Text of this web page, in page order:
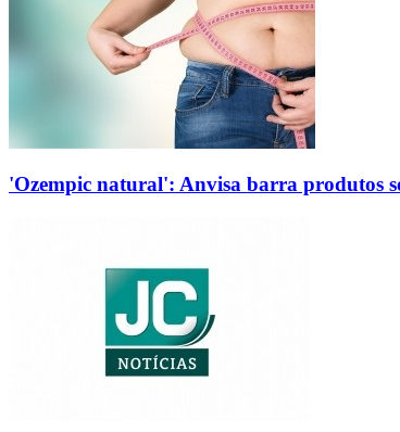
'Ozempic natural': Anvisa barra produtos